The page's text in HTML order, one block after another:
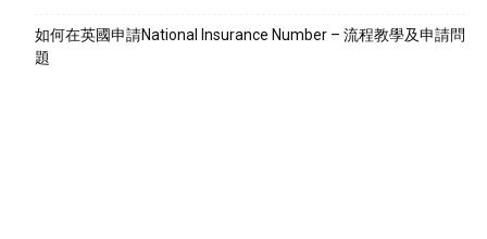
如何在英國申請National Insurance Number – 流程教學及申請問
題